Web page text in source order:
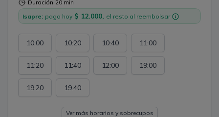
Duración 20 min
Isapre: paga hoy $ 12.000, el resto al reembolsar
10:00 10:20 10:40 11:00
11:20 11:40 12:00 19:00
19:20 19:40
Ver más horarios y sobrecupos